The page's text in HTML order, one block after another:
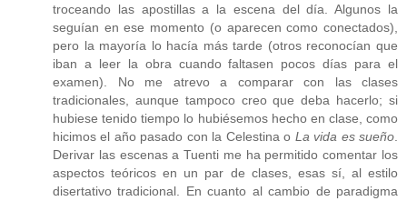
troceando las apostillas a la escena del día. Algunos la
seguían en ese momento (o aparecen como conectados),
pero la mayoría lo hacía más tarde (otros reconocían que
iban a leer la obra cuando faltasen pocos días para el
examen). No me atrevo a comparar con las clases
tradicionales, aunque tampoco creo que deba hacerlo; si
hubiese tenido tiempo lo hubiésemos hecho en clase, como
hicimos el año pasado con la Celestina o La vida es sueño.
Derivar las escenas a Tuenti me ha permitido comentar los
aspectos teóricos en un par de clases, esas sí, al estilo
disertativo tradicional. En cuanto al cambio de paradigma